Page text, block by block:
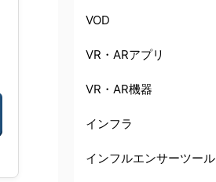
VOD
VR・ARアプリ
VR・AR機器
インフラ
インフルエンサーツール